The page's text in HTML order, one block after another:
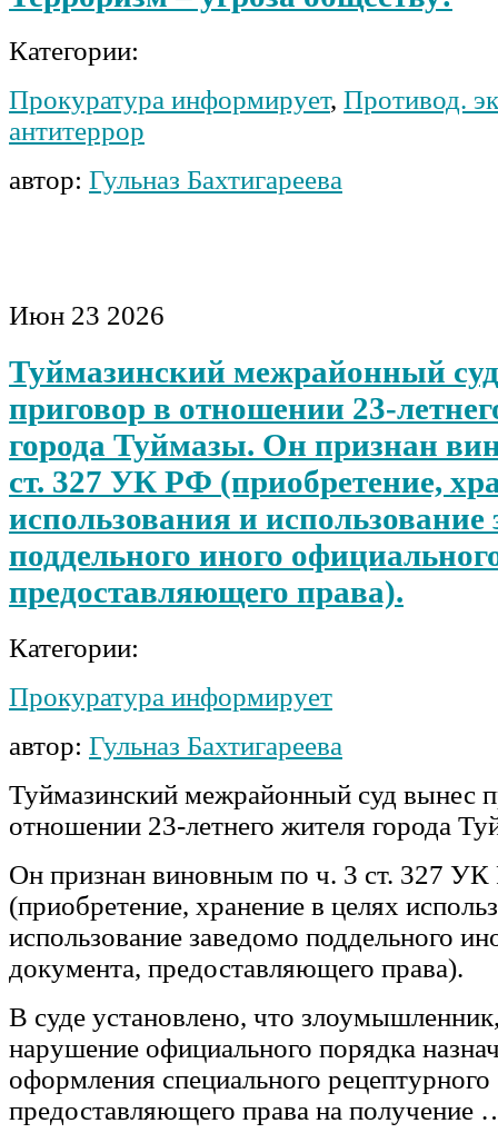
Категории:
Прокуратура информирует, Противод.
антитеррор
автор: Гульназ Бахтигареева
Июн 23 2026
Туймазинский межрайонный
приговор в отношении 23-
города Туймазы. Он признан
ст. 327 УК РФ (приобретение,
использования и использование
поддельного иного
предоставляющего права).
Категории:
Прокуратура информирует
автор: Гульназ Бахтигареева
Туймазинский межрайонный суд вынес
отношении 23-летнего жителя города
Он признан виновным по ч. 3 ст. 327
(приобретение, хранение в целях
использование заведомо поддельного
документа, предоставляющего права).
В суде установлено, что
нарушение официального порядка
оформления специального рецептурного
предоставляющего права на получение